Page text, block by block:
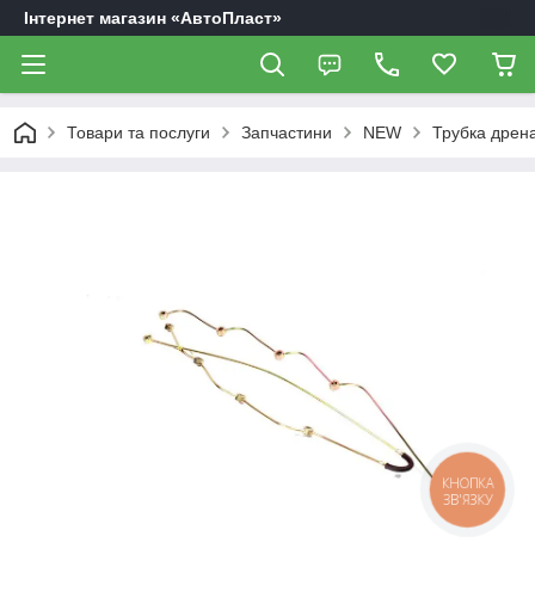
Інтернет магазин «АвтоПласт»
Товари та послуги Запчастини NEW Трубка
КНОПКА
ЗВ'ЯЗКУ